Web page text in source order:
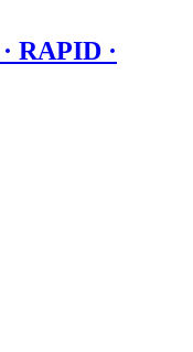
RAPID ·